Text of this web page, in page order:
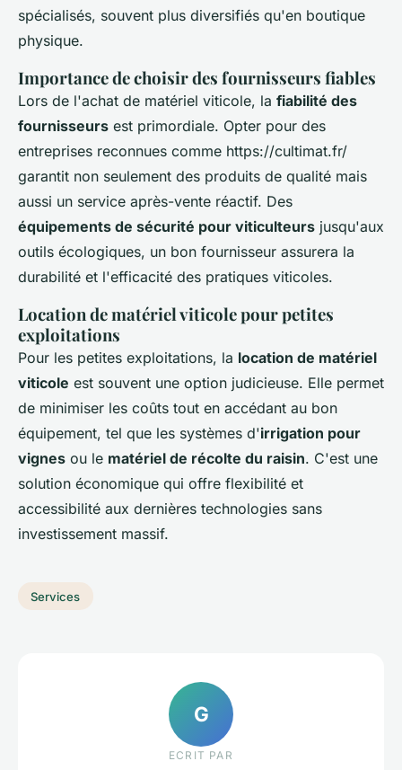
spécialisés, souvent plus diversifiés qu'en boutique
physique.
Importance de choisir des fournisseurs fiables
Lors de l'achat de matériel viticole, la fiabilité des
fournisseurs est primordiale. Opter pour des
entreprises reconnues comme https://cultimat.fr/
garantit non seulement des produits de qualité mais
aussi un service après-vente réactif. Des
équipements de sécurité pour viticulteurs jusqu'aux
outils écologiques, un bon fournisseur assurera la
durabilité et l'efficacité des pratiques viticoles.
Location de matériel viticole pour petites
exploitations
Pour les petites exploitations, la location de matériel
viticole est souvent une option judicieuse. Elle permet
de minimiser les coûts tout en accédant au bon
équipement, tel que les systèmes d'irrigation pour
vignes ou le matériel de récolte du raisin. C'est une
solution économique qui offre flexibilité et
accessibilité aux dernières technologies sans
investissement massif.
Services
G
ECRIT PAR